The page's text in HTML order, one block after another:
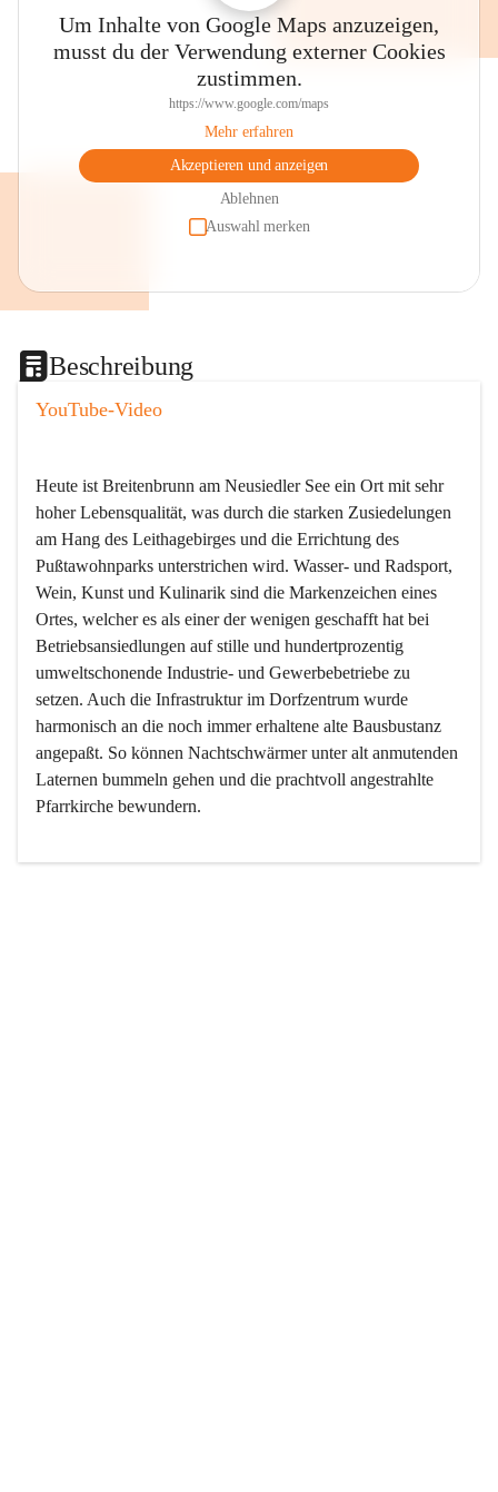
Um Inhalte von Google Maps anzuzeigen,
musst du der Verwendung externer Cookies
zustimmen.
https://www.google.com/maps
Mehr erfahren
Akzeptieren und anzeigen
Ablehnen
Auswahl merken
Beschreibung
YouTube-Video
Heute ist Breitenbrunn am Neusiedler See ein Ort mit sehr
hoher Lebensqualität, was durch die starken Zusiedelungen
am Hang des Leithagebirges und die Errichtung des
Pußtawohnparks unterstrichen wird. Wasser- und Radsport,
Wein, Kunst und Kulinarik sind die Markenzeichen eines
Ortes, welcher es als einer der wenigen geschafft hat bei
Betriebsansiedlungen auf stille und hundertprozentig
umweltschonende Industrie- und Gewerbebetriebe zu
setzen. Auch die Infrastruktur im Dorfzentrum wurde
harmonisch an die noch immer erhaltene alte Bausbustanz
angepaßt. So können Nachtschwärmer unter alt anmutenden
Laternen bummeln gehen und die prachtvoll angestrahlte
Pfarrkirche bewundern.
Der Weinbau dominert heute nicht mehr, ist aber integrativer